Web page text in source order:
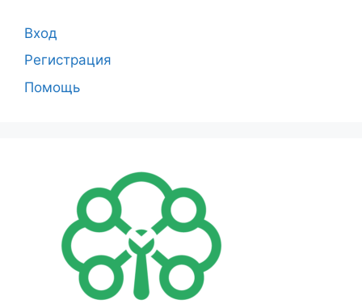
Вход
Регистрация
Помощь